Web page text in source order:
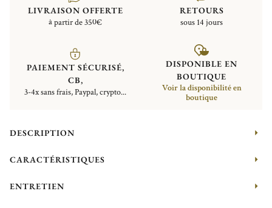
LIVRAISON OFFERTE
à partir de 350€
RETOURS
sous 14 jours
PAIEMENT SÉCURISÉ,
CB,
3-4x sans frais, Paypal, crypto...
DISPONIBLE EN
BOUTIQUE
Voir la disponibilité en
boutique
DESCRIPTION
CARACTÉRISTIQUES
ENTRETIEN